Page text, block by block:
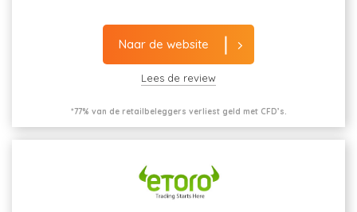
Naar de website
Lees de review
*77% van de retailbeleggers verliest geld met CFD’s.